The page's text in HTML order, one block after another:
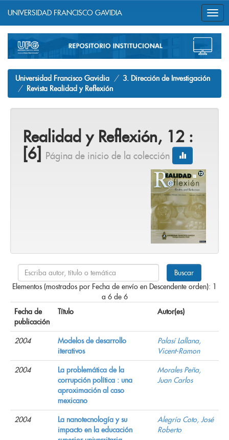
navigation
UNIVERSIDAD FRANCISCO GAVIDIA
Universidad Francisco Gavidia
3. Dirección de Investigación
Revista Realidad y Reflexión
Realidad y Reflexión, 12 :
[6]
Página de inicio de la colección
Elementos (mostrados por Fecha de envío en Descendente orden): 1
a 6 de 6
Fecha de
publicación
Título Autor(es)
2004
Modelos de desarrollo
iterativos
Palasí Lallana,
Vicent-Ramon
2004
La problemática de la
corrupción política : una
aproximación al caso
mexicano
Morales Peña,
Juan Carlos
2004
La nanotecnología y su
impacto en la educación
Alegría Coto, José
Roberto